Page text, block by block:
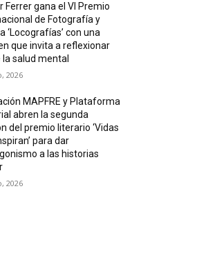
Ferrer gana el VI Premio
de Fotografía y
‘Locografías’ con una
que invita a reflexionar
la salud mental
2026
MAPFRE y Plataforma
abren la segunda
del premio literario ‘Vidas
para dar
a las historias
2026